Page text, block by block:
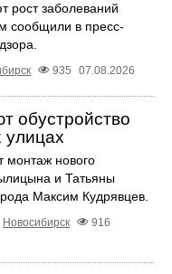
рост заболеваний
сообщили в пресс-
935 07.08.2026
обустройство
улицах
монтаж нового
и Татьяны
Максим Кудрявцев.
Новосибирск
916